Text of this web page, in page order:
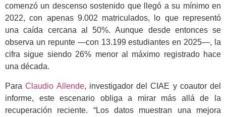
comenzó un descenso sostenido que llegó a su mínimo en
2022, con apenas 9.002 matriculados, lo que representó
una caída cercana al 50%. Aunque desde entonces se
observa un repunte —con 13.199 estudiantes en 2025—, la
cifra sigue siendo 26% menor al máximo registrado hace
una década.
ParaClaudio Allende, investigador del CIAE y coautor del
informe, este escenario obliga a mirar más allá de la
recuperación reciente. “Los datos muestran una mejora